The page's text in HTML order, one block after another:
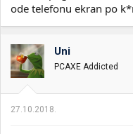
ode telefonu ekran po
Uni
PCAXE Addicted
27.10.2018.